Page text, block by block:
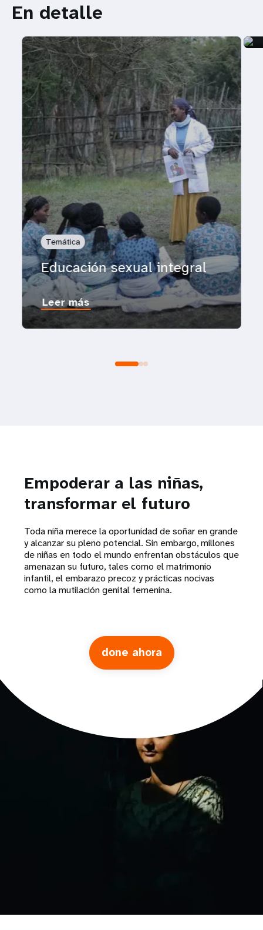
En detalle
Temática
Educación sexual integral
Leer más
Empoderar a las niñas,
transformar el futuro
Toda niña merece la oportunidad de soñar en grande
y alcanzar su pleno potencial. Sin embargo, millones
de niñas en todo el mundo enfrentan obstáculos que
amenazan su futuro, tales como el matrimonio
infantil, el embarazo precoz y prácticas nocivas
como la mutilación genital femenina.
done ahora